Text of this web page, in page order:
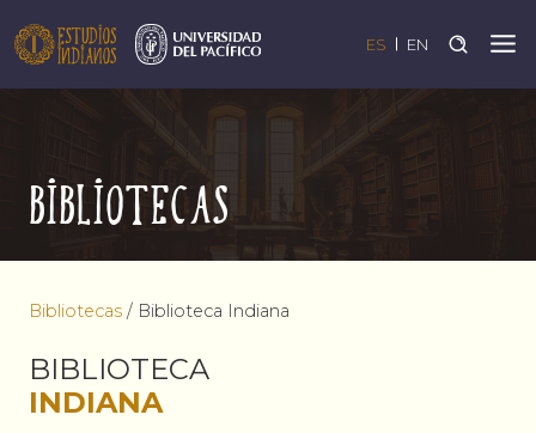
ES EN
Bibliotecas
Bibliotecas / Biblioteca Indiana
BIBLIOTECA
INDIANA